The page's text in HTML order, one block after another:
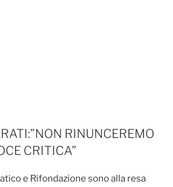
RINUNCEREMO
CRITICA”
e Rifondazione sono alla resa